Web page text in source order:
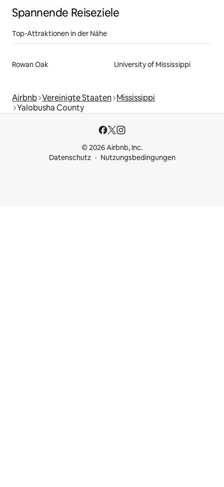
Spannende Reiseziele
Top-Attraktionen in der Nähe
Rowan Oak University of Mississippi
Airbnb Vereinigte Staaten Mississippi
Yalobusha County
© 2026 Airbnb, Inc.
Datenschutz
Nutzungsbedingungen